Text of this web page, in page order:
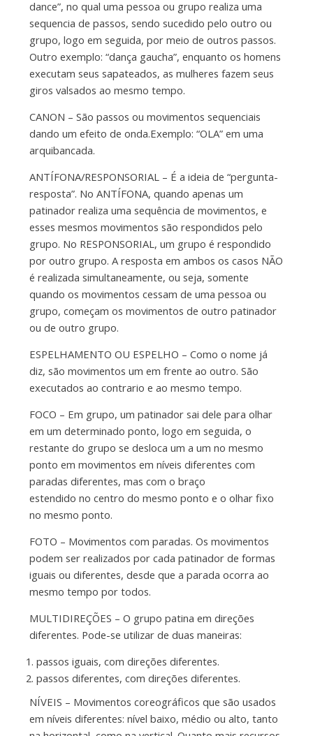
dance”, no qual uma pessoa ou grupo realiza uma
sequencia de passos, sendo sucedido pelo outro ou
grupo, logo em seguida, por meio de outros passos.
Outro exemplo: “dança gaucha”, enquanto os homens
executam seus sapateados, as mulheres fazem seus
giros valsados ao mesmo tempo.
CANON – São passos ou movimentos sequenciais
dando um efeito de onda.Exemplo: “OLA” em uma
arquibancada.
ANTÍFONA/RESPONSORIAL – É a ideia de “pergunta-
resposta”. No ANTÍFONA, quando apenas um
patinador realiza uma sequência de movimentos, e
esses mesmos movimentos são respondidos pelo
grupo. No RESPONSORIAL, um grupo é respondido
por outro grupo. A resposta em ambos os casos NÃO
é realizada simultaneamente, ou seja, somente
quando os movimentos cessam de uma pessoa ou
grupo, começam os movimentos de outro patinador
ou de outro grupo.
ESPELHAMENTO OU ESPELHO – Como o nome já
diz, são movimentos um em frente ao outro. São
executados ao contrario e ao mesmo tempo.
FOCO – Em grupo, um patinador sai dele para olhar
em um determinado ponto, logo em seguida, o
restante do grupo se desloca um a um no mesmo
ponto em movimentos em níveis diferentes com
paradas diferentes, mas com o braço
estendido no centro do mesmo ponto e o olhar fixo
no mesmo ponto.
FOTO – Movimentos com paradas. Os movimentos
podem ser realizados por cada patinador de formas
iguais ou diferentes, desde que a parada ocorra ao
mesmo tempo por todos.
MULTIDIREÇÕES – O grupo patina em direções
diferentes. Pode-se utilizar de duas maneiras:
passos iguais, com direções diferentes.
passos diferentes, com direções diferentes.
NÍVEIS – Movimentos coreográficos que são usados
em níveis diferentes: nível baixo, médio ou alto, tanto